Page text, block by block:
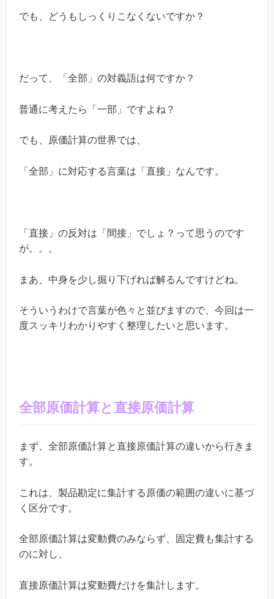
でも、どうもしっくりこなくないですか？
だって、「全部」の対義語は何ですか？
普通に考えたら「一部」ですよね？
でも、原価計算の世界では、
「全部」に対応する言葉は「直接」なんです。
「直接」の反対は「間接」でしょ？って思うのです
が。。。
まあ、中身を少し掘り下げれば解るんですけどね。
そういうわけで言葉が色々と並びますので、今回は一
度スッキリわかりやすく整理したいと思います。
全部原価計算と直接原価計算
まず、全部原価計算と直接原価計算の違いから行きま
す。
これは、製品勘定に集計する原価の範囲の違いに基づ
く区分です。
全部原価計算は変動費のみならず、固定費も集計する
のに対し、
直接原価計算は変動費だけを集計します。